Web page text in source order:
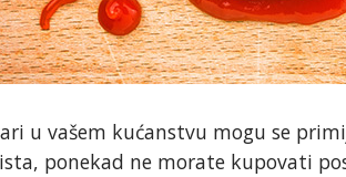
u vašem kućanstvu mogu se
ponekad ne morate kupovati